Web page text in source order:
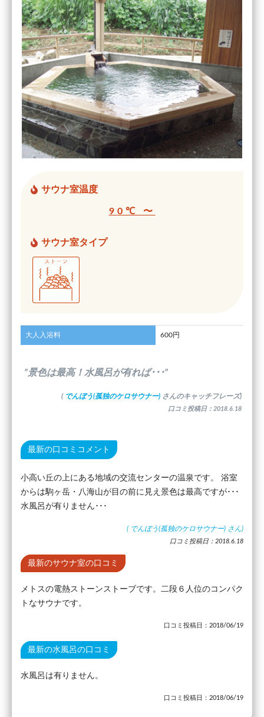
サウナ室温度
90℃ 〜
サウナ室タイプ
大人入浴料 600円
”景色は最高！水風呂が有れば･･･”
( でんぼう(孤独のケロサウナー) さんのキャッチフレーズ)
口コミ投稿日：2018.6.18
最新の口コミコメント
小高い丘の上にある地域の交流センターの温泉です。 浴室
からは駒ヶ岳・八海山が目の前に見え景色は最高ですが･･･
水風呂が有りません･･･
( でんぼう(孤独のケロサウナー) さん)
口コミ投稿日：2018.6.18
最新のサウナ室の口コミ
メトスの電熱ストーンストーブです。二段６人位のコンパク
トなサウナです。
口コミ投稿日：2018/06/19
最新の水風呂の口コミ
水風呂は有りません。
口コミ投稿日：2018/06/19